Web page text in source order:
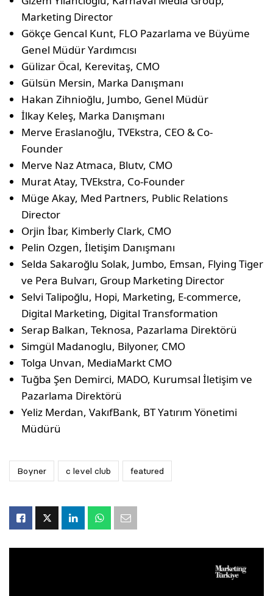
Marketing Director
Gökçe Gencal Kunt, FLO Pazarlama ve Büyüme
Genel Müdür Yardımcısı
Gülizar Öcal, Kerevitaş, CMO
Gülsün Mersin, Marka Danışmanı
Hakan Zihnioğlu, Jumbo, Genel Müdür
İlkay Keleş, Marka Danışmanı
Merve Eraslanoğlu, TVEkstra, CEO & Co-
Founder
Merve Naz Atmaca, Blutv, CMO
Murat Atay, TVEkstra, Co-Founder
Müge Akay, Med Partners, Public Relations
Director
Orjin İbar, Kimberly Clark, CMO
Pelin Ozgen, İletişim Danışmanı
Selda Sakaroğlu Solak, Jumbo, Emsan, Flying Tiger
ve Pera Bulvarı, Group Marketing Director
Selvi Talipoğlu, Hopi, Marketing, E-commerce,
Digital Marketing, Digital Transformation
Serap Balkan, Teknosa, Pazarlama Direktörü
Simgül Madanoglu, Bilyoner, CMO
Tolga Unvan, MediaMarkt CMO
Tuğba Şen Demirci, MADO, Kurumsal İletişim ve
Pazarlama Direktörü
Yeliz Merdan, VakıfBank, BT Yatırım Yönetimi
Müdürü
Boyner c level club featured